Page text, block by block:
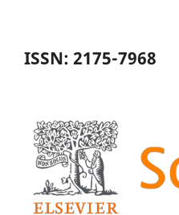
ISSN: 2175-7968